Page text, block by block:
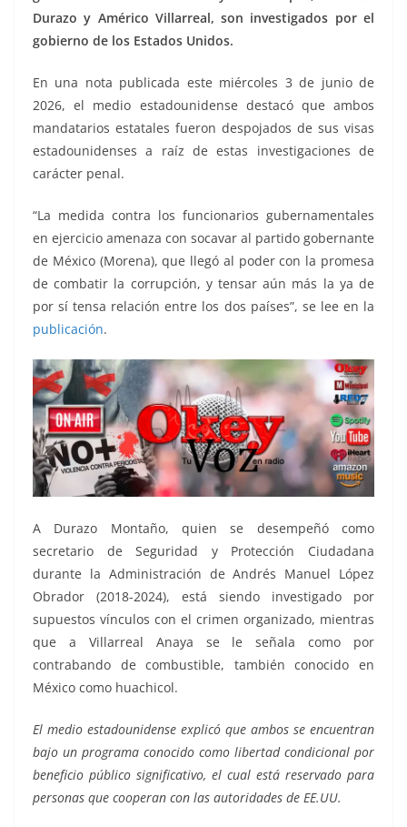
Durazo y Américo Villarreal, son investigados por el
gobierno de los Estados Unidos.
En una nota publicada este miércoles 3 de junio de
2026, el medio estadounidense destacó que ambos
mandatarios estatales fueron despojados de sus visas
estadounidenses a raíz de estas investigaciones de
carácter penal.
“La medida contra los funcionarios gubernamentales
en ejercicio amenaza con socavar al partido gobernante
de México (Morena), que llegó al poder con la promesa
de combatir la corrupción, y tensar aún más la ya de
por sí tensa relación entre los dos países”, se lee en la
publicación.
A Durazo Montaño, quien se desempeñó como
secretario de Seguridad y Protección Ciudadana
durante la Administración de Andrés Manuel López
Obrador (2018-2024), está siendo investigado por
supuestos vínculos con el crimen organizado, mientras
que a Villarreal Anaya se le señala como por
contrabando de combustible, también conocido en
México como huachicol.
El medio estadounidense explicó que ambos se encuentran
bajo un programa conocido como libertad condicional por
beneficio público significativo, el cual está reservado para
personas que cooperan con las autoridades de EE.UU.